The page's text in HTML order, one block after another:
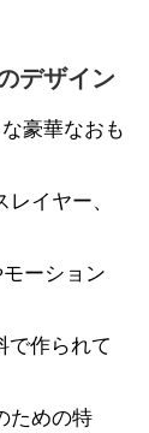
デザイン
豪華なおも
レイヤー、
モーション
で作られて
ための特